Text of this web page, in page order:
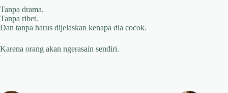
Tanpa drama.
Tanpa ribet.
Dan tanpa harus dijelaskan kenapa dia cocok.
Karena orang akan ngerasain sendiri.